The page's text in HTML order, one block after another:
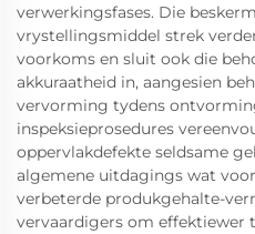
verwerkingsfases. Die
vrystellingsmiddel strek
voorkoms en sluit ook die
akkuraatheid in, aangesien
vervorming tydens
inspeksieprosedures
oppervlakdefekte seldsame
algemene uitdagings wat
verbeterde produkgehalte-
vervaardigers om effektiewer